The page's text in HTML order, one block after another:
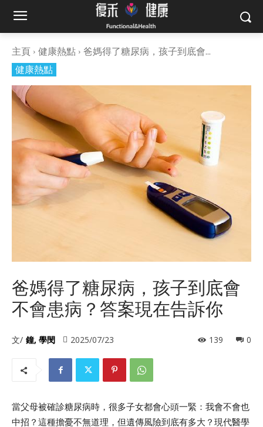
主頁 健康熱點 爸媽得了糖尿病，孩子到底會...
健康熱點
爸媽得了糖尿病，孩子到底會
不會患病？答案現在告訴你
文/ 鐘, 學閔 2025/07/23 0
139
當父母被確診糖尿病時，很多子女都會心頭一緊：我會不會也
中招？這種擔憂不無道理，但遺傳風險到底有多大？現代醫學